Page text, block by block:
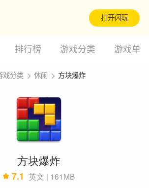
打开闪玩
排行榜 游戏分类 游戏单
戏分类 休闲 方块爆炸
方块爆炸
7.1 英文 | 161MB